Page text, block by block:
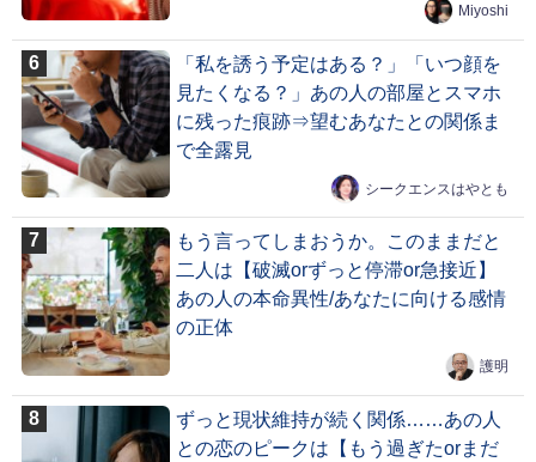
Miyoshi
「私を誘う予定はある？」「いつ顔を
見たくなる？」あの人の部屋とスマホ
に残った痕跡⇒望むあなたとの関係ま
で全露見
シークエンスはやとも
もう言ってしまおうか。このままだと
二人は【破滅orずっと停滞or急接近】
あの人の本命異性/あなたに向ける感情
の正体
護明
ずっと現状維持が続く関係……あの人
との恋のピークは【もう過ぎたorまだ